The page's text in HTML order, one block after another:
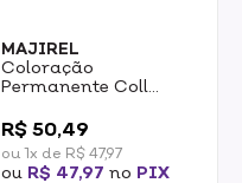
MAJIREL
Coloração
Permanente Coll
Loiro Escuro
Acinzentado 60g
R$ 50,49
ou 1x de R$ 47,97
ou R$ 47,97 no PIX